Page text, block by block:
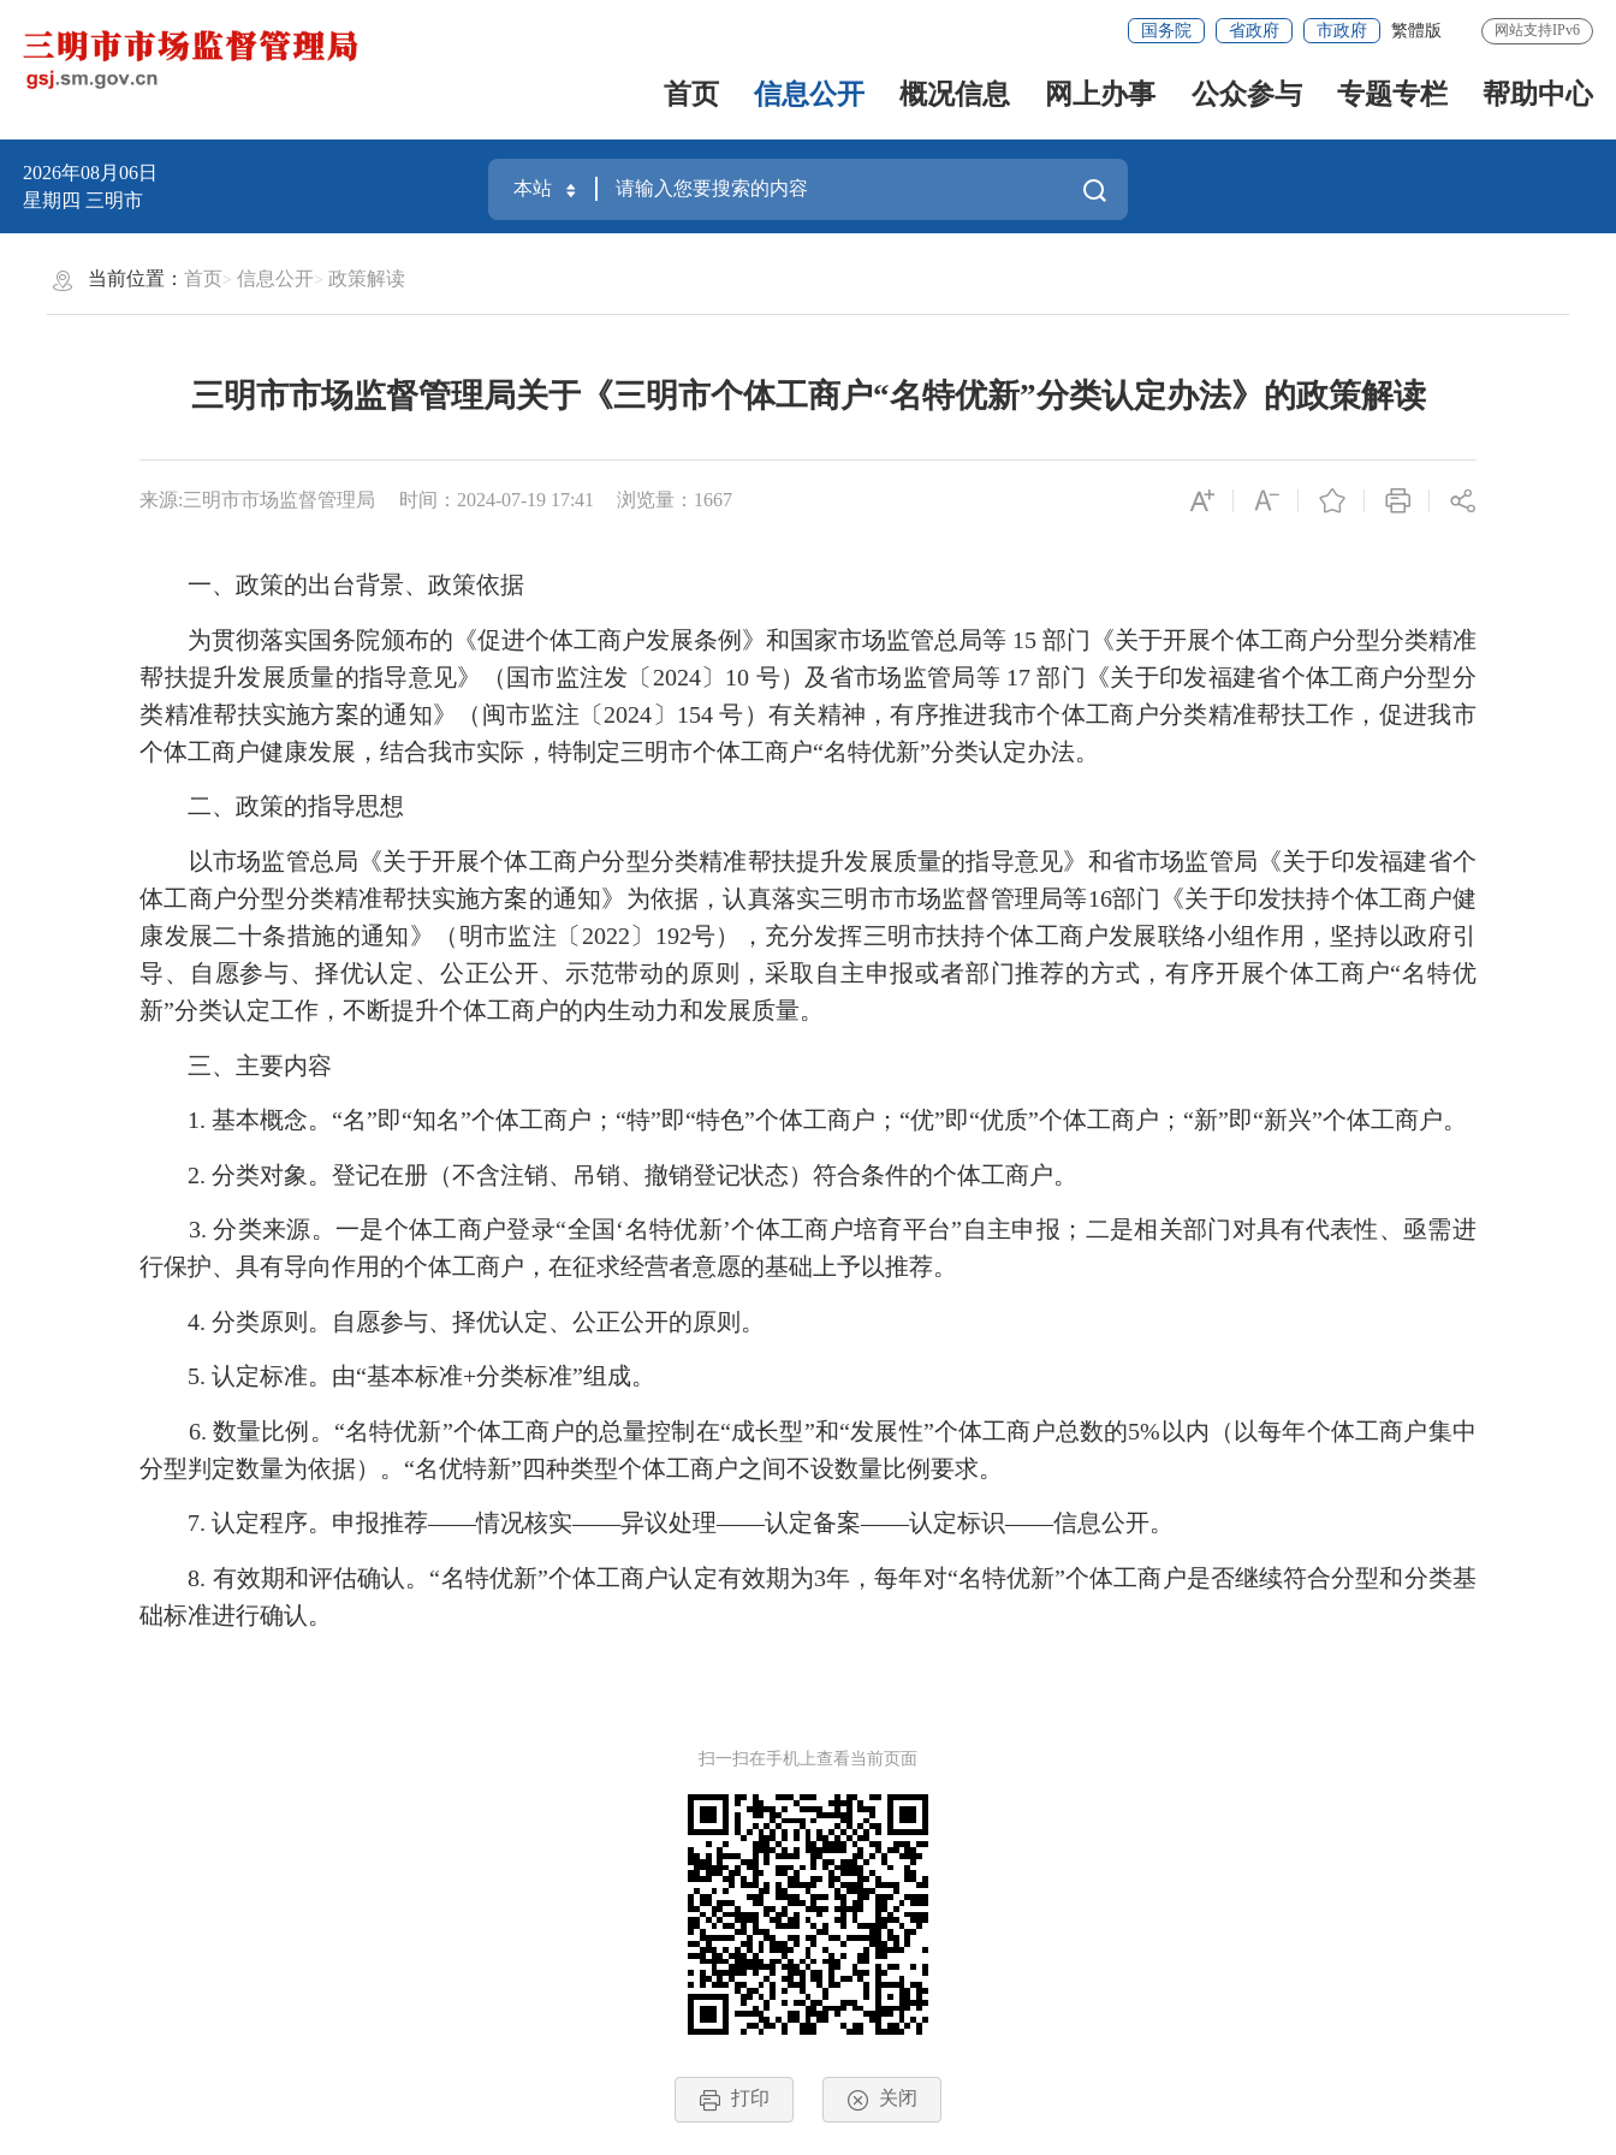
国务院 省政府 市政府 繁體版 网站支持IPv6
首页 信息公开 概况信息 网上办事 公众参与 专题专栏 帮助中心
2026年08月06日
星期四 三明市
当前位置：首页 信息公开 政策解读
三明市市场监督管理局关于《三明市个体工商户“名特优新”分类认定办法》的政策解读
来源:三明市市场监督管理局 时间：2024-07-19 17:41 浏览量：1667
一、政策的出台背景、政策依据
为贯彻落实国务院颁布的《促进个体工商户发展条例》和国家市场监管总局等 15 部门《关于开展个体工商户分型分类精准
帮扶提升发展质量的指导意见》（国市监注发〔2024〕10 号）及省市场监管局等 17 部门《关于印发福建省个体工商户分型分
类精准帮扶实施方案的通知》（闽市监注〔2024〕154 号）有关精神，有序推进我市个体工商户分类精准帮扶工作，促进我市
个体工商户健康发展，结合我市实际，特制定三明市个体工商户“名特优新”分类认定办法。
二、政策的指导思想
以市场监管总局《关于开展个体工商户分型分类精准帮扶提升发展质量的指导意见》和省市场监管局《关于印发福建省个
体工商户分型分类精准帮扶实施方案的通知》为依据，认真落实三明市市场监督管理局等16部门《关于印发扶持个体工商户健
康发展二十条措施的通知》（明市监注〔2022〕192号），充分发挥三明市扶持个体工商户发展联络小组作用，坚持以政府引
导、自愿参与、择优认定、公正公开、示范带动的原则，采取自主申报或者部门推荐的方式，有序开展个体工商户“名特优
新”分类认定工作，不断提升个体工商户的内生动力和发展质量。
三、主要内容
1. 基本概念。“名”即“知名”个体工商户；“特”即“特色”个体工商户；“优”即“优质”个体工商户；“新”即“新兴”个体工商户。
2. 分类对象。登记在册（不含注销、吊销、撤销登记状态）符合条件的个体工商户。
3. 分类来源。一是个体工商户登录“全国‘名特优新’个体工商户培育平台”自主申报；二是相关部门对具有代表性、亟需进
行保护、具有导向作用的个体工商户，在征求经营者意愿的基础上予以推荐。
4. 分类原则。自愿参与、择优认定、公正公开的原则。
5. 认定标准。由“基本标准+分类标准”组成。
6. 数量比例。“名特优新”个体工商户的总量控制在“成长型”和“发展性”个体工商户总数的5%以内（以每年个体工商户集中
分型判定数量为依据）。“名优特新”四种类型个体工商户之间不设数量比例要求。
7. 认定程序。申报推荐——情况核实——异议处理——认定备案——认定标识——信息公开。
8. 有效期和评估确认。“名特优新”个体工商户认定有效期为3年，每年对“名特优新”个体工商户是否继续符合分型和分类基
础标准进行确认。
扫一扫在手机上查看当前页面
打印 关闭